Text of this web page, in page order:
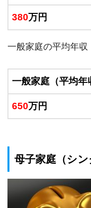
380万円
一般家庭の平均年収
一般家庭（平均年
650万円
母子家庭（シ